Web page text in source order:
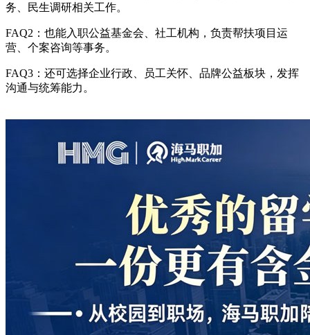
务、民生调研相关工作。
FAQ2：也能入职公益基金会、社工机构，负责帮扶项目运
营、个案咨询等事务。
FAQ3：还可选择企业行政、员工关怀、品牌公益板块，发挥
沟通与统筹能力。